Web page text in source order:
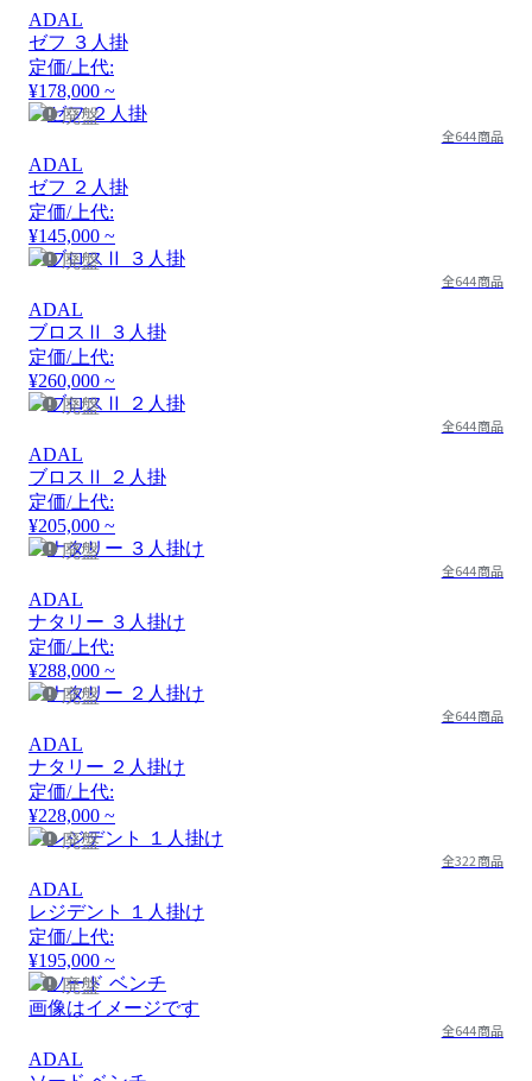
ADAL
ゼフ ３人掛
定価/上代:
¥178,000 ~
廃盤
全644商品
ADAL
ゼフ ２人掛
定価/上代:
¥145,000 ~
廃盤
全644商品
ADAL
ブロスⅡ ３人掛
定価/上代:
¥260,000 ~
廃盤
全644商品
ADAL
ブロスⅡ ２人掛
定価/上代:
¥205,000 ~
廃盤
全644商品
ADAL
ナタリー ３人掛け
定価/上代:
¥288,000 ~
廃盤
全644商品
ADAL
ナタリー ２人掛け
定価/上代:
¥228,000 ~
廃盤
全322商品
ADAL
レジデント １人掛け
定価/上代:
¥195,000 ~
廃盤
画像はイメージです
全644商品
ADAL